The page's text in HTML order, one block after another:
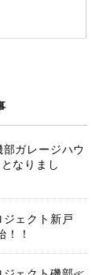
部ガレージハウ
なりまし
ジェクト新戸
！